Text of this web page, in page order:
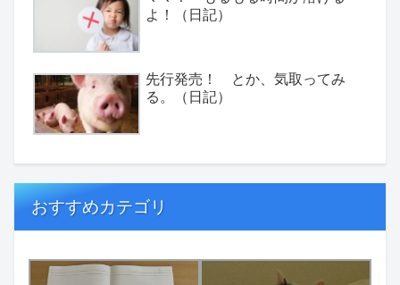
よ！（日記）
先行発売！ とか、気取ってみ
る。（日記）
おすすめカテゴリ